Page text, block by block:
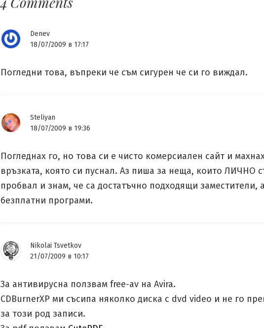
Denev
18/07/2009 в 17:17
Погледни това, въпреки че съм сигурен че си го виждал.
Steliyan
18/07/2009 в 19:36
Погледнах го, но това си е чисто комерсиален сайт и
връзката, която си пуснал. Аз пиша за неща, които ЛИЧНО
пробвал и знам, че са достатъчно подходящи заместители,
безплатни програми.
Nikolai Tsvetkov
21/07/2009 в 10:17
За антивирусна ползвам free-av на Avira.
CDBurnerXP ми съсипа няколко диска с dvd video и не го
за този род записи.